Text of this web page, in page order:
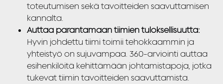
toteutumisen sekä tavoitteiden saavuttamisen
kannalta.
Auttaa parantamaan tiimien tuloksellisuutta:
Hyvin johdettu tiimi toimii tehokkaammin ja
yhteistyö on sujuvampaa. 360-arviointi auttaa
esihenkilöitä kehittämään johtamistapoja, jotka
tukevat tiimin tavoitteiden saavuttamista.